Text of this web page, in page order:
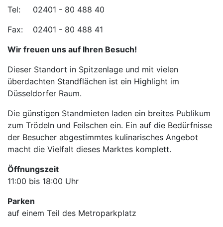
Tel: 02401 - 80 488 40
Fax: 02401 - 80 488 41
Wir freuen uns auf Ihren Besuch!
Dieser Standort in Spitzenlage und mit vielen
überdachten Standflächen ist ein Highlight im
Düsseldorfer Raum.
Die günstigen Standmieten laden ein breites Publikum
zum Trödeln und Feilschen ein. Ein auf die Bedürfnisse
der Besucher abgestimmtes kulinarisches Angebot
macht die Vielfalt dieses Marktes komplett.
Öffnungszeit
11:00 bis 18:00 Uhr
Parken
auf einem Teil des Metroparkplatz